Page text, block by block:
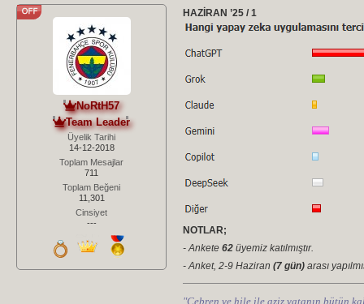
NoRtH57
Team Leader
Üyelik Tarihi
14-12-2018
Toplam Mesajlar
711
Toplam Beğeni
11,301
Cinsiyet
---
HAZİRAN ’25 / 1
NOTLAR;
- Ankete 62 üyemiz katılmıştır.
- Anket, 2-9 Haziran (7 gün) arası
"Cebren ve hile ile aziz vatanın bütün